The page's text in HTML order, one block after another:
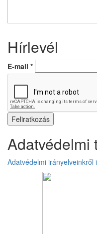
Hírlevél
E-mail *
Adatvédelmi
Adatvédelmi irányelveinkről